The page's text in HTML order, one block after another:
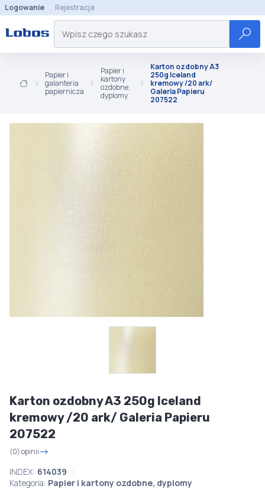
Logowanie Rejestracja
Papier i
galanteria
papiernicza
Papier i
kartony
ozdobne,
dyplomy
Karton ozdobny A3
250g Iceland
kremowy /20 ark/
Galeria Papieru
207522
Karton ozdobny A3 250g Iceland
kremowy /20 ark/ Galeria Papieru
207522
(0) opinii
INDEX: 614039
Kategoria: Papier i kartony ozdobne, dyplomy